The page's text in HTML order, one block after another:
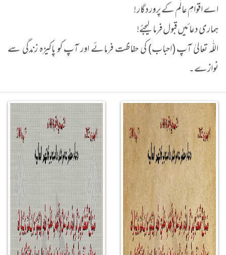
اے اقوامِ عالَم کے پروردگار !
ہماری دعائیں قبول فرما لیجئے!
اللّٰہ تعالیٰ آپ (احباب) کی حفاظت فرمائے اور آپ کو پاکیزہ زندگی سے
نوازے۔